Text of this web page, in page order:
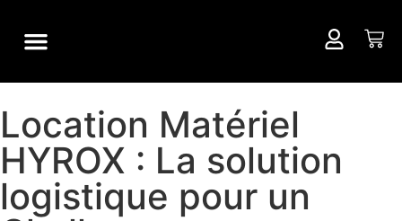
Location Matériel
HYROX : La solution
logistique pour un